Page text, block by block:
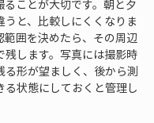
ることが大切です。朝と夕
うと、比較しにくくなりま
範囲を決めたら、その周辺
残します。写真には撮影時
る形が望ましく、後から測
る状態にしておくと管理し